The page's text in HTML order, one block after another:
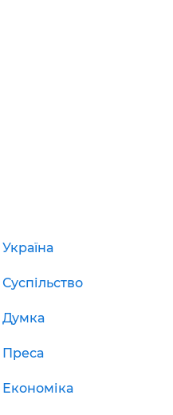
Україна
Суспільство
Думка
Преса
Економіка